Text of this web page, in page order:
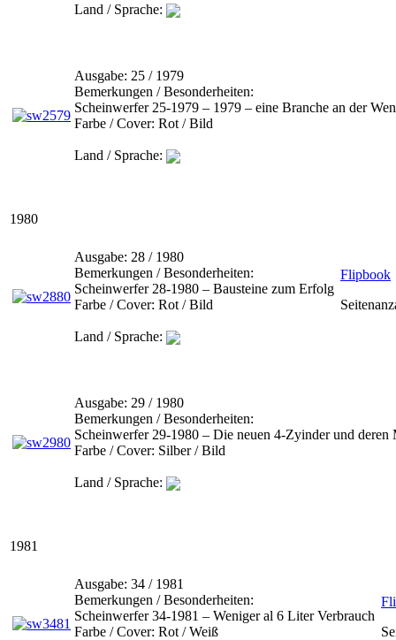
Land / Sprache:
Ausgabe: 25 / 1979
Bemerkungen / Besonderheiten:
Scheinwerfer 25-1979 – 1979 – eine Branche an der
Farbe / Cover: Rot / Bild
Land / Sprache:
1980
Ausgabe: 28 / 1980
Bemerkungen / Besonderheiten:
Scheinwerfer 28-1980 – Bausteine zum Erfolg
Farbe / Cover: Rot / Bild
Land / Sprache:
Flipbook
Ausgabe: 29 / 1980
Bemerkungen / Besonderheiten:
Scheinwerfer 29-1980 – Die neuen 4-Zyinder und deren
Farbe / Cover: Silber / Bild
Land / Sprache:
1981
Ausgabe: 34 / 1981
Bemerkungen / Besonderheiten:
Scheinwerfer 34-1981 – Weniger al 6 Liter Verbrauch
Farbe / Cover: Rot / Weiß